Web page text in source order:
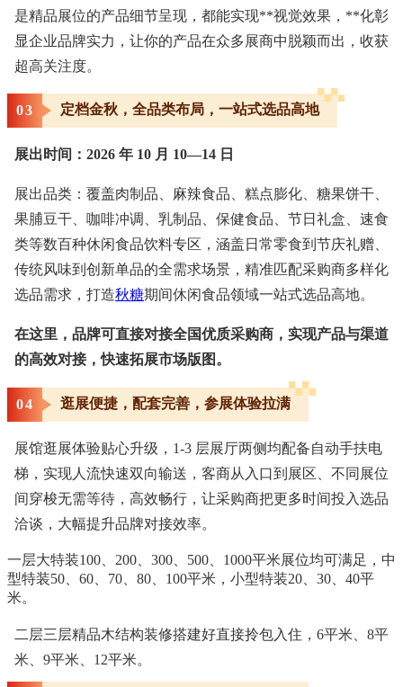
是精品展位的产品细节呈现，都能实现**视觉效果，**化彰
显企业品牌实力，让你的产品在众多展商中脱颖而出，收获
超高关注度。
03 定档金秋，全品类布局，一站式选品高地
展出时间：2026 年 10 月 10—14 日
展出品类：覆盖肉制品、麻辣食品、糕点膨化、糖果饼干、
果脯豆干、咖啡冲调、乳制品、保健食品、节日礼盒、速食
类等数百种休闲食品饮料专区，涵盖日常零食到节庆礼赠、
传统风味到创新单品的全需求场景，精准匹配采购商多样化
选品需求，打造秋糖期间休闲食品领域一站式选品高地。
在这里，品牌可直接对接全国优质采购商，实现产品与渠道
的高效对接，快速拓展市场版图。
04 逛展便捷，配套完善，参展体验拉满
展馆逛展体验贴心升级，1-3 层展厅两侧均配备自动手扶电
梯，实现人流快速双向输送，客商从入口到展区、不同展位
间穿梭无需等待，高效畅行，让采购商把更多时间投入选品
洽谈，大幅提升品牌对接效率。
一层大特装100、200、300、500、1000平米展位均可满足，中
型特装50、60、70、80、100平米，小型特装20、30、40平
米。
二层三层精品木结构装修搭建好直接拎包入住，6平米、8平
米、9平米、12平米。